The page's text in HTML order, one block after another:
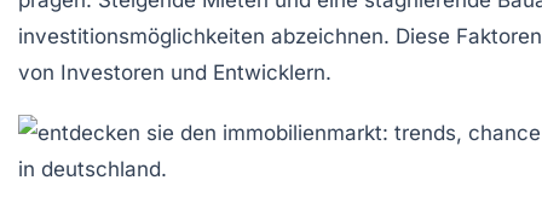
investitionsmöglichkeiten abzeichnen. Diese
von Investoren und Entwicklern.